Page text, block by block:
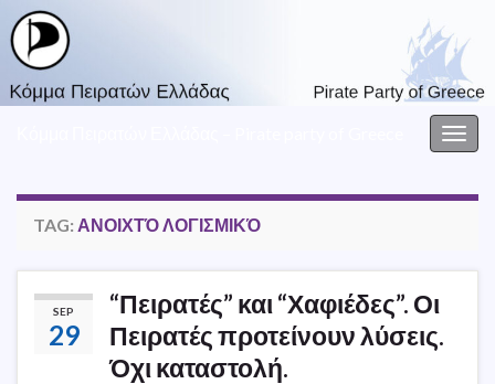
TAG: ΑΝΟΙΧΤΌ ΛΟΓΙΣΜΙΚΌ
SEP
29
“Πειρατές” και “Χαφιέδες”. Οι
Πειρατές προτείνουν λύσεις.
Όχι καταστολή.